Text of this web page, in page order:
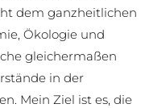
dem ganzheitlichen
Ökologie und
gleichermaßen
in der
Mein Ziel ist es, die